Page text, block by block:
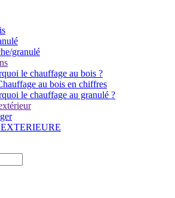
granulé
le chauffage au bois ?
au bois en chiffres
le chauffage au granulé ?